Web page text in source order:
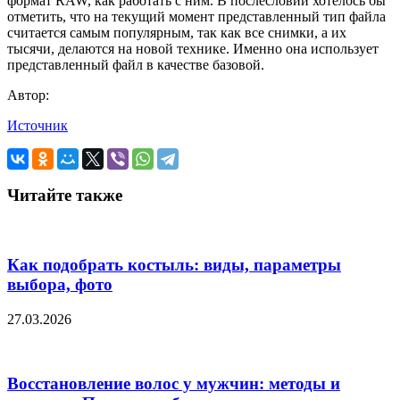
отметить, что на текущий момент представленный тип файла
считается самым популярным, так как все снимки, а их
тысячи, делаются на новой технике. Именно она использует
представленный файл в качестве базовой.
Автор:
Источник
Читайте также
Как подобрать костыль: виды, параметры
выбора, фото
27.03.2026
Восстановление волос у мужчин: методы и